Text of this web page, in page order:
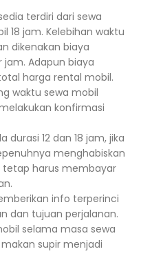
terdiri dari sewa
18 jam. Kelebihan waktu
dikenakan biaya
Adapun biaya
harga rental mobil.
waktu sewa mobil
konfirmasi
12 dan 18 jam, jika
menghabiskan
harus membayar
info terperinci
dan tujuan perjalanan.
selama masa sewa
supir menjadi